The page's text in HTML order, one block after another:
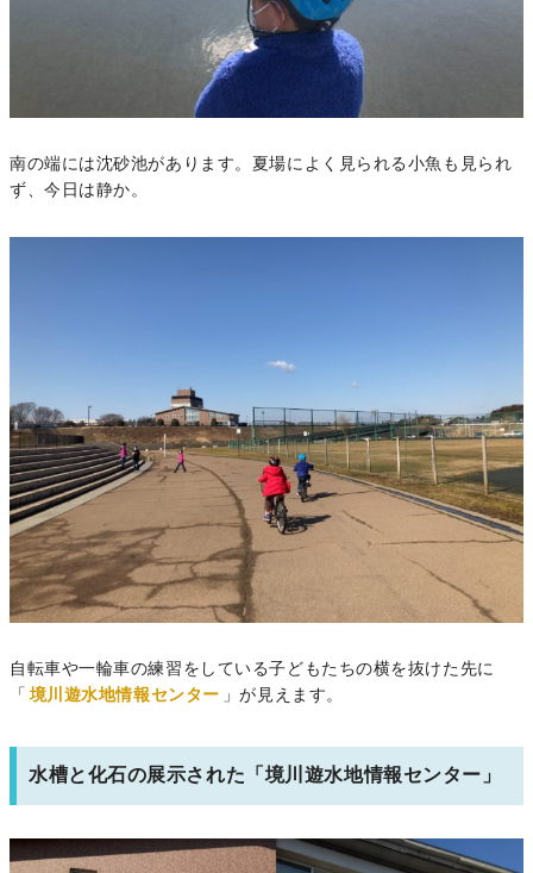
南の端には沈砂池があります。夏場によく見られる小魚も見られ
ず、今日は静か。
自転車や一輪車の練習をしている子どもたちの横を抜けた先に
「 境川遊水地情報センター 」が見えます。
水槽と化石の展示された「境川遊水地情報センター」